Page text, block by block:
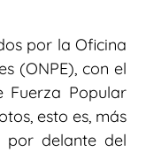
por la Oficina
(ONPE), con el
Fuerza Popular
esto es, más
por delante del